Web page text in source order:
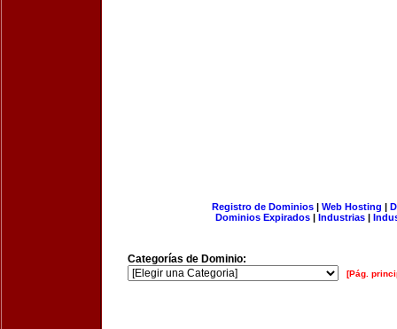
Registro de Dominios| Web Hosting |
Dominios Expirados | Industrias |
Categorías de Dominio:
[Pág.